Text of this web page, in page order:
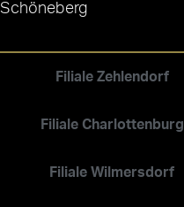
Filiale Zehlendorf
Filiale Charlottenburg
Filiale Wilmersdorf
Schöneberg